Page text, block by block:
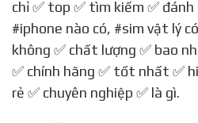
như người dùng thường thấy
IPhone 2 SIM là
tìm kiếm tương tự